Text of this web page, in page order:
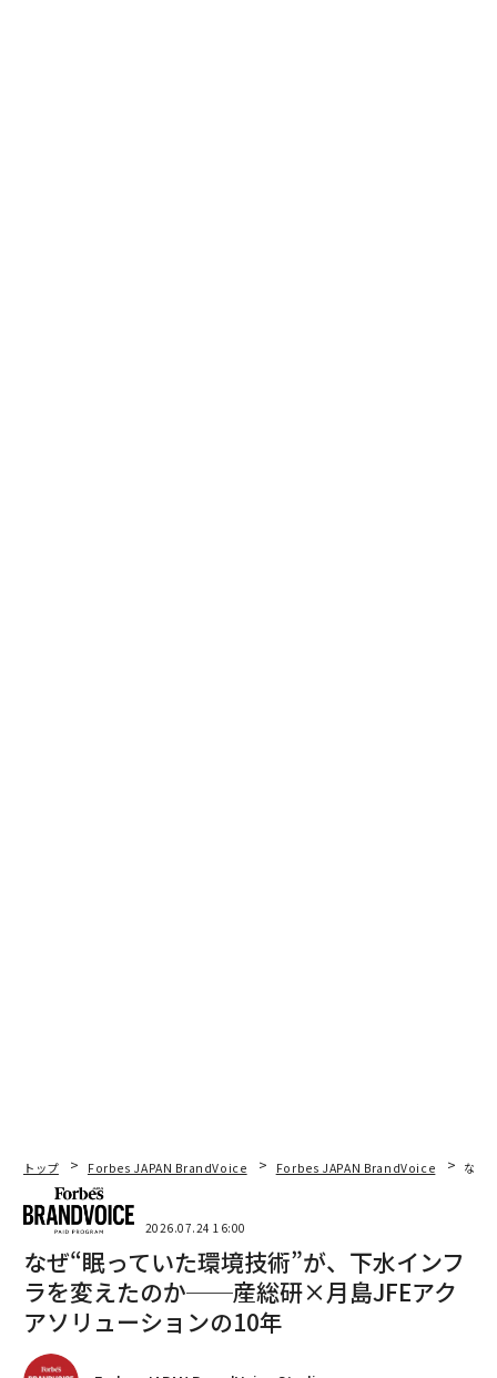
トップ Forbes JAPAN BrandVoice Forbes JAPAN BrandVoice なぜ
2026.07.24 16:00
なぜ“眠っていた環境技術”が、下水インフ
ラを変えたのか──産総研×月島JFEアク
アソリューションの10年